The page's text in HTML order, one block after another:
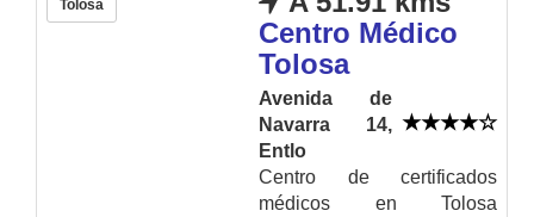
Tolosa
Centro Médico
Tolosa
Avenida de
Navarra 14,
Entlo
Centro de certificados
médicos en Tolosa